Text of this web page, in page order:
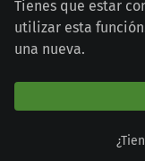
Tienes que estar
utilizar esta
una nueva.